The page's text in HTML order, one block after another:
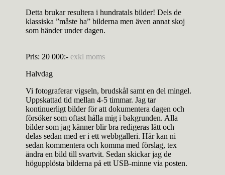
Detta brukar resultera i hundratals bilder! Dels de
klassiska ”måste ha” bilderna men även annat skoj
som händer under dagen.
Pris: 20 000:- exkl moms
Halvdag
Vi fotograferar vigseln, brudskål samt en del mingel.
Uppskattad tid mellan 4-5 timmar. Jag tar
kontinuerligt bilder för att dokumentera dagen och
försöker som oftast hålla mig i bakgrunden. Alla
bilder som jag känner blir bra redigeras lätt och
delas sedan med er i ett webbgalleri. Här kan ni
sedan kommentera och komma med förslag, tex
ändra en bild till svartvit. Sedan skickar jag de
högupplösta bilderna på ett USB-minne via posten.